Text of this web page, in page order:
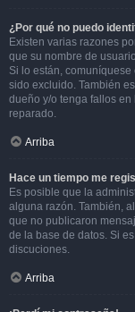
¿Por qué no puedo
Existen varias razones
que su nombre de
Si lo están,
sido excluido. También
dueño y/o tenga fallos
reparado.
Arriba
Hace un tiempo me
Es posible que la
alguna razón. También,
que no publicaron
de la base de datos. Si
discuciones.
Arriba